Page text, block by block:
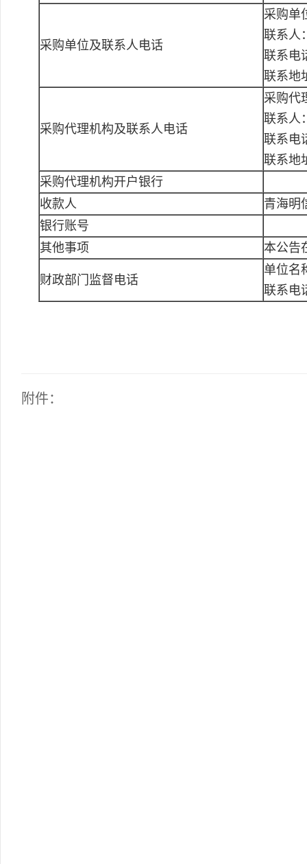
采购单位及联系人电话
采购单
联系人
联系电
联系地
采购代理机构及联系人电话
采购代
联系人
联系电
联系地
采购代理机构开户银行
收款人
青海明
银行账号
其他事项
本公告
财政部门监督电话
单位名
联系电
附件：